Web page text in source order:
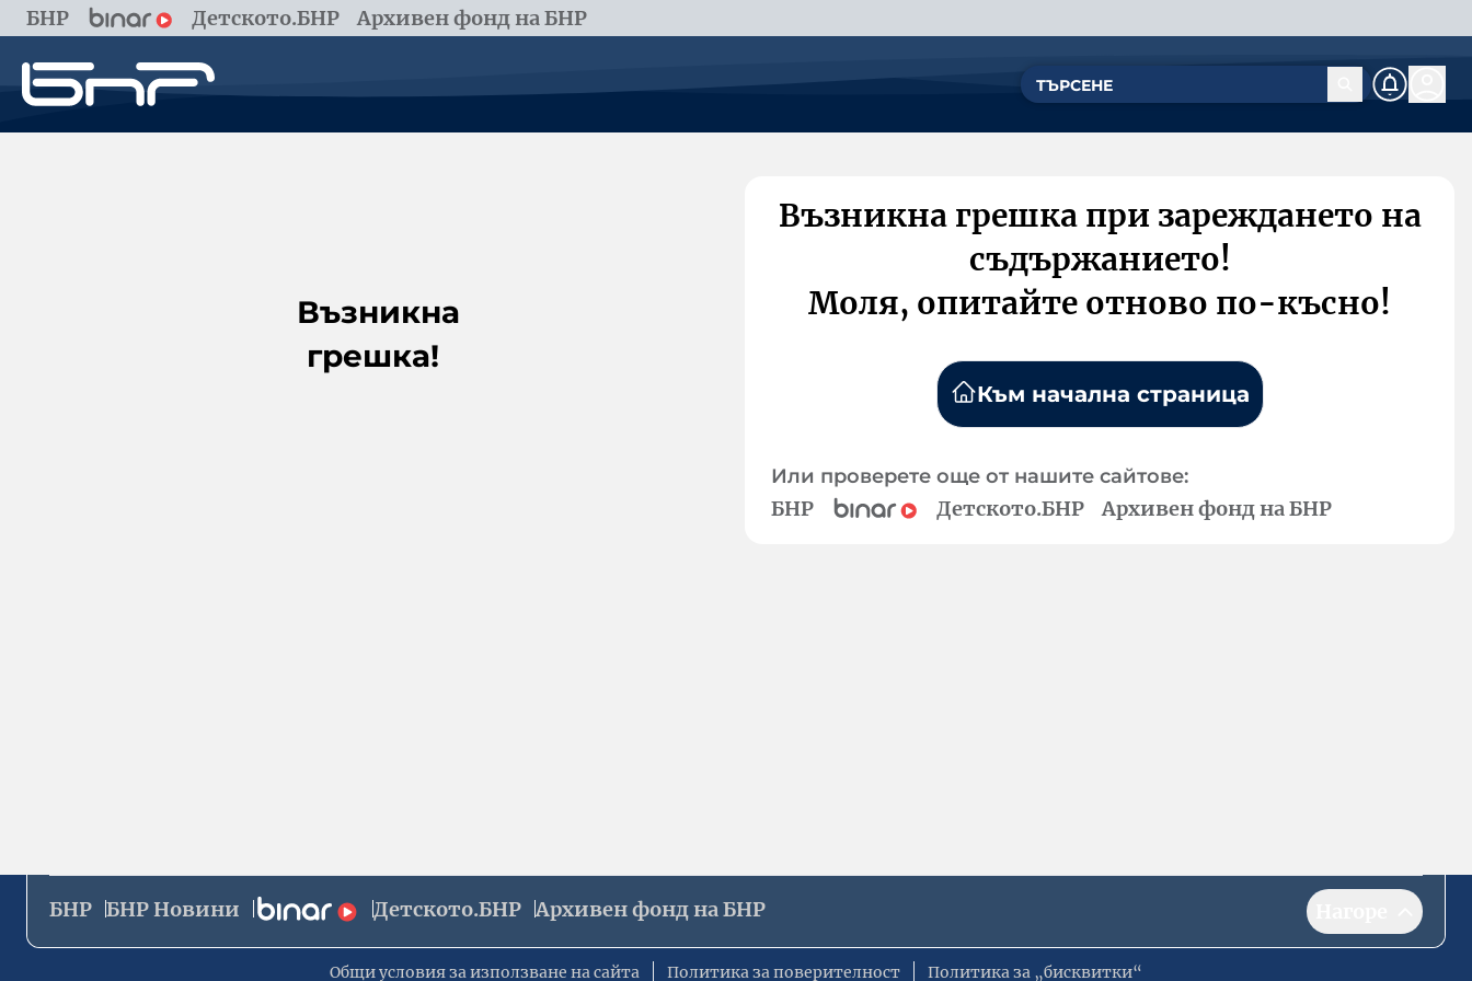
БНР Детското.БНР Архивен фонд на БНР
Възникна
грешка!
Възникна грешка при зареждането на
съдържанието!
Моля, опитайте отново по-късно!
Към начална страница
Или проверете още от нашите сайтове:
БНР Детското.БНР Архивен фонд на БНР
БНР БНР Новини Детското.БНР Архивен фонд на БНР
Общи условия за използване на сайта Политика за поверителност Политика за „бисквитки“